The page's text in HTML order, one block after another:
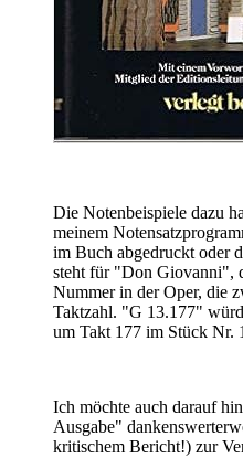
Die Notenbeispiele dazu
meinem
im Buch abgedruckt oder
steht für "Don Giovanni",
Nummer in der Oper, die
Taktzahl. "G 13.177"
um Takt 177 im Stück Nr.
Ich möchte auch darauf
Ausgabe"
kritischem Bericht!) zur